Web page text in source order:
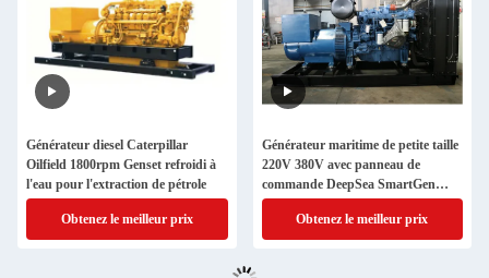
Générateur diesel Caterpillar
Oilfield 1800rpm Genset refroidi à
l'eau pour l'extraction de pétrole
Obtenez le meilleur prix
Générateur maritime de petite taille
220V 380V avec panneau de
commande DeepSea SmartGen
ComAp
Obtenez le meilleur prix